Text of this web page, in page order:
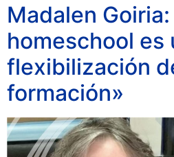
Madalen Goiria:
homeschool es
flexibilización
formación»